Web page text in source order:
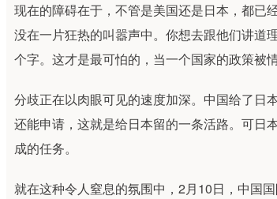
现在的障碍在于，不管是美国还是日本，都已
没在一片狂热的叫嚣声中。你想去跟他们讲道
个字。这才是最可怕的，当一个国家的政策被
分歧正在以肉眼可见的速度加深。中国给了日
还能申请，这就是给日本留的一条活路。可日
成的任务。
就在这种令人窒息的氛围中，2月10日，中国